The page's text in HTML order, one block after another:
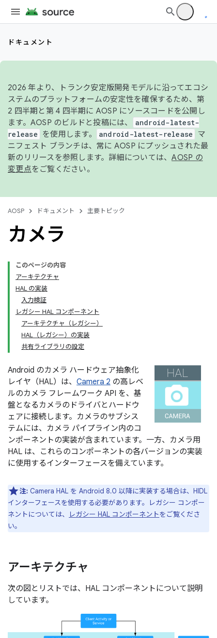
ドキュメント
2026 年より、トランク安定版開発モデルに沿ってエコシ
ステムのプラットフォームの安定性を確保するため、第
2 四半期と第 4 四半期に AOSP にソースコードを公開し
ます。AOSP のビルドと投稿には、
android-latest-
release
を使用します。 android-latest-release
マ
ニフェスト ブランチは、常に AOSP にプッシュされた最
新のリリースを参照します。詳細については、AOSP の
変更点をご覧ください。
AOSP ドキュメント 主要トピック
カメラ
このページの内容
アーキテクチャ
HAL の実装
入力検証
レガシー HAL コンポーネント
アーキテクチャ（レガシー）
HAL（レガシー）の実装
共有ライブラリの設定
Android のカメラ ハードウェア抽象化
レイヤ（HAL）は、 Camera 2 の高レベ
ルのカメラ フレームワーク API を、基
盤となるカメラのドライバとハードウ
ェアに接続します。カメラのサブシス
テムには、カメラ パイプライン内のコ
ンポーネントの実装が含まれています。一方、カメラ用
HAL は、これらのコンポーネントの各バージョンの実装
に使用するインターフェースを備えています。
注: Camera HAL を Android 8.0 以降に実装する場合は、HIDL
インターフェースを使用する必要があります。レガシー コンポー
ネントについては、
レガシー HAL コンポーネントをご覧くださ
い。
アーキテクチャ
次の図とリストでは、HAL コンポーネントについて説明
しています。